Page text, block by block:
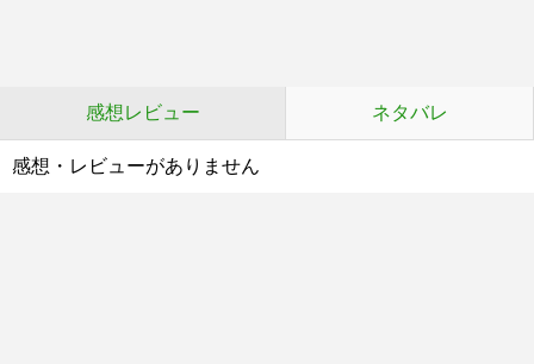
感想レビュー ネタバレ
感想・レビューがありません